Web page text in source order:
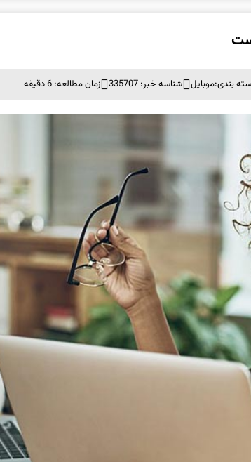
بندی:موبايل شناسه خبر: 335707 زمان مطالعه: 6 دقیقه